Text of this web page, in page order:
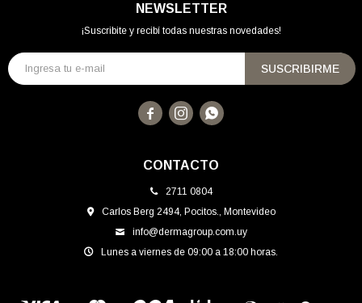
CONTACTO
2711 0804
Carlos Berg 2494, Pocitos., Montevideo
info@dermagroup.com.uy
Lunes a viernes de 09:00 a 18:00 horas.
NEWSLETTER
¡Suscribite y recibí todas nuestras novedades!
SUSCRIBIRME
  